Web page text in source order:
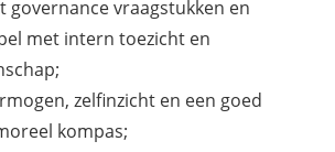
governance vraagstukken en
met intern toezicht en
zelfinzicht en een goed
kompas;